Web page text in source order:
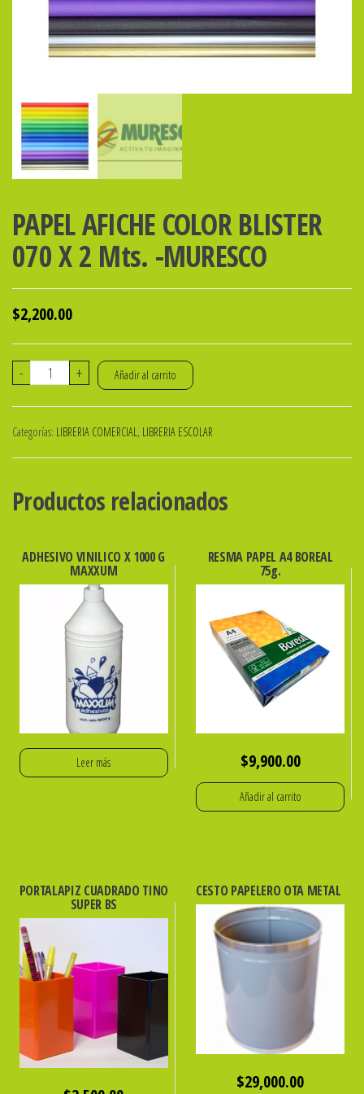
PAPEL AFICHE COLOR BLISTER
070 X 2 Mts. -MURESCO
$2,200.00
-
PAPEL
BLISTER
070
2
-
MURESCO
+ Añadir al carrito
Categorías: LIBRERIA COMERCIAL , LIBRERIA ESCOLAR
Productos relacionados
ADHESIVO VINILICO X 1000 G
MAXXUM
Leer más
RESMA PAPEL A4 BOREAL
75g.
$9,900.00
Añadir al carrito
PORTALAPIZ CUADRADO TINO
SUPER BS
CESTO PAPELERO OTA METAL
$29,000.00